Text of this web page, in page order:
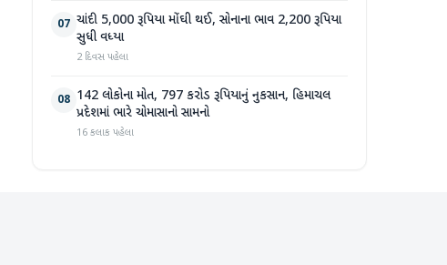
07 ચાંદી 5,000 રૂપિયા મોંઘી થઈ, સોનાના ભાવ 2,200 રૂપિયા
સુધી વધ્યા
2 દિવસ પહેલા
08 142 લોકોના મોત, 797 કરોડ રૂપિયાનું નુકસાન, હિમાચલ
પ્રદેશમાં ભારે ચોમાસાનો સામનો
16 કલાક પહેલા